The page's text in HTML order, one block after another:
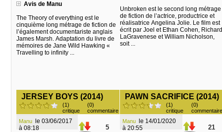
Avis de Manu
The Theory of everything est le
cinquième long métrage de fiction de
l’également documentariste anglais
James Marsh. Adaptation du livre de
mémoires de Jane Wild Hawking «
Travelling to infinity ...
Unbroken est le second long métrage
de fiction de l’actrice, productrice et
réalisatrice Angelina Jolie. Le film est
écrit par Joel et Ethan Cohen, Richard
LaGravenese et William Nicholson,
soit ...
JERSEY BOYS (2014)
(1)
critique
(0)
commentaire
Manu
à 08:18
5
PAWN SACRIFICE (2014)
(1)
critique
(0)
commentaire
Manu
à 20:55
21